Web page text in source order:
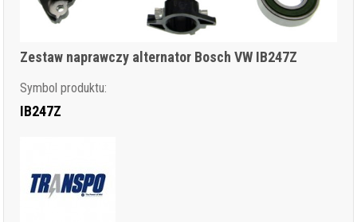
Zestaw naprawczy alternator Bosch VW IB247Z
Symbol produktu:
IB247Z